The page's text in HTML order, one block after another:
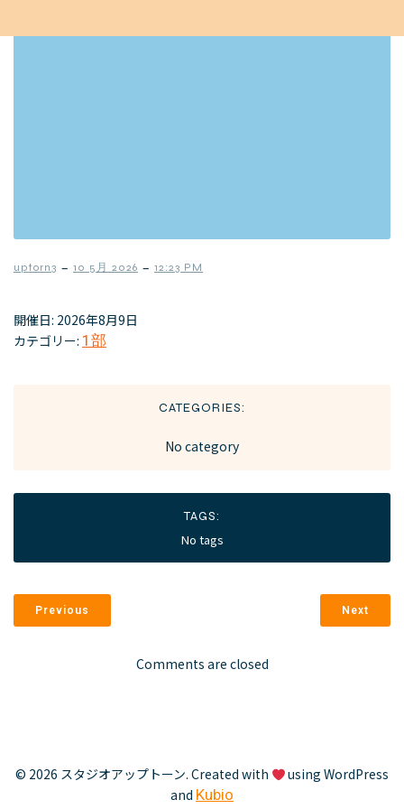
uptorn3 – 10 5月 2026 – 12:23 PM
開催日: 2026年8月9日
カテゴリー: 1部
CATEGORIES:
No category
TAGS:
No tags
Previous Next
Comments are closed
© 2026 スタジオアップトーン. Created with
using WordPress
and Kubio